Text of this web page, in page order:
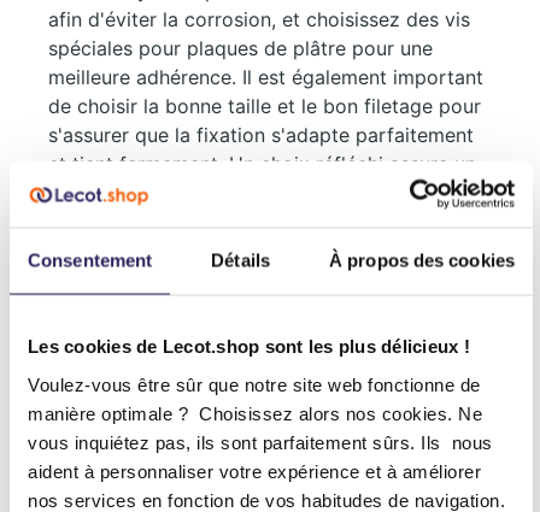
Consentement Détails À propos des cookies
Les cookies de Lecot.shop sont les plus délicieux !
Voulez-vous être sûr que notre site web fonctionne de
manière optimale ? Choisissez alors nos cookies. Ne
vous inquiétez pas, ils sont parfaitement sûrs. Ils nous
aident à personnaliser votre expérience et à améliorer
nos services en fonction de vos habitudes de navigation.
afin d'éviter la corrosion, et choisissez des vis
spéciales pour plaques de plâtre pour une
meilleure adhérence. Il est également important
de choisir la bonne taille et le bon filetage pour
s'assurer que la fixation s'adapte parfaitement
et tient fermement. Un choix réfléchi assure un
résultat final solide et fiable.
L'assortiment chez Lecot.shop
Chez Lecot, vous trouverez un large
applications et matériaux. Grâce à nos
nombreuses années d'expérience, nous ne
proposons que des produits de haute qualité,
afin que vous ayez toujours les fixations
appropriées pour votre projet de construction
ou de bricolage.